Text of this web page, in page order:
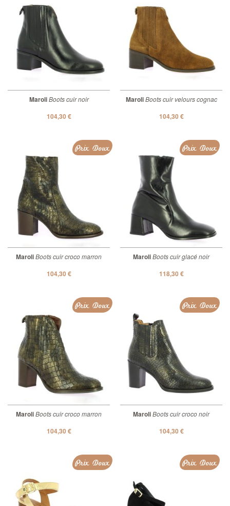
MaroliBoots cuir noir
104,30 €
MaroliBoots cuir velours cognac
104,30 €
MaroliBoots cuir croco marron
104,30 €
Prix Doux
MaroliBoots cuir glacé noir
118,30 €
Prix Doux
MaroliBoots cuir croco marron
104,30 €
Prix Doux
MaroliBoots cuir croco noir
104,30 €
Prix Doux
Prix Doux Prix Doux